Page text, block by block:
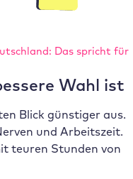
Das spricht für
Wahl ist
Blick günstiger aus.
und Arbeitszeit.
teuren Stunden von